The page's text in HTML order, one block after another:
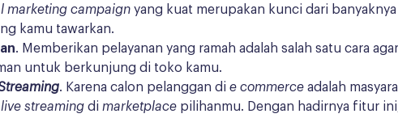
marketing campaign yang kuat merupakan kunci dari banyaknya
kamu tawarkan.
. Memberikan pelayanan yang ramah adalah salah satu cara
untuk berkunjung di toko kamu.
. Karena calon pelanggan di e commerce adalah
live streaming di marketplace pilihanmu. Dengan hadirnya fitur